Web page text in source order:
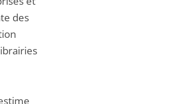
des